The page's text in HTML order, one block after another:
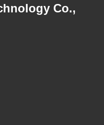
Co.,